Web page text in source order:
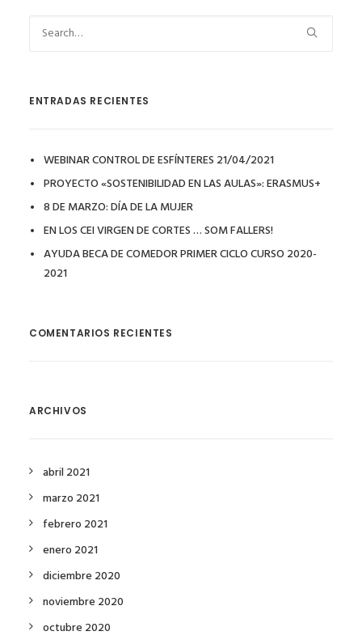
ENTRADAS RECIENTES
WEBINAR CONTROL DE ESFÍNTERES 21/04/2021
PROYECTO «SOSTENIBILIDAD EN LAS AULAS»: ERASMUS+
8 DE MARZO: DÍA DE LA MUJER
EN LOS CEI VIRGEN DE CORTES … SOM FALLERS!
AYUDA BECA DE COMEDOR PRIMER CICLO CURSO 2020-
2021
COMENTARIOS RECIENTES
ARCHIVOS
abril 2021
marzo 2021
febrero 2021
enero 2021
diciembre 2020
noviembre 2020
octubre 2020